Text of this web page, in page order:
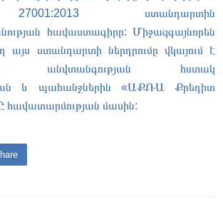
ստանդարտին
հավաստագիրը: Միջազգայնորեն
այս ստանդարտի ներդրումը վկայում է
անվտանգության հստակ
և պահանջներին «ԱՔՌԱ Քրեդիտ
հավատարմության մասին: